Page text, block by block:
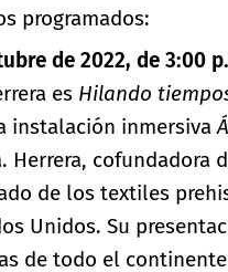
programados:
de 2022, de 3:00
es Hilando
instalación inmersiva
Herrera, cofundadora
de los textiles
Unidos. Su
de todo el